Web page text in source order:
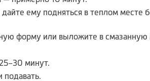
ему подняться в теплом месте
форму или выложите в
минут.
подавать.